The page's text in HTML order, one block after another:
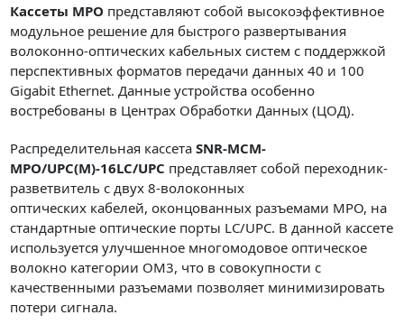
Кассеты MPO представляют собой высокоэффективное
модульное решение для быстрого развертывания
волоконно-оптических кабельных систем с поддержкой
перспективных форматов передачи данных 40 и 100
Gigabit Ethernet. Данные устройства особенно
востребованы в Центрах Обработки Данных (ЦОД).
Распределительная кассетаSNR-MCM-
MPO/UPC(M)-16LC/UPC представляет собой переходник-
разветвитель с двух 8-волоконных
оптических кабелей, оконцованных разъемами MPO, на
стандартные оптические порты LC/UPC. В данной кассете
используется улучшенное многомодовое оптическое
волокно категории OM3, что в совокупности с
качественными разъемами позволяет минимизировать
потери сигнала.